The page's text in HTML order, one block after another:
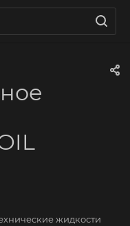
жидкости